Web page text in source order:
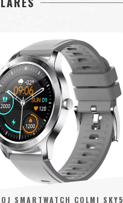
SMARTWATCH COLMI SKY5